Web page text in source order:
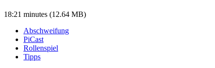
18:21 minutes (12.64 MB)
Abschweifung
PiCast
Rollenspiel
Tipps